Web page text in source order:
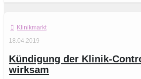
Klinikmarkt
18.04.2019
Kündigung der Klinik-
wirksam